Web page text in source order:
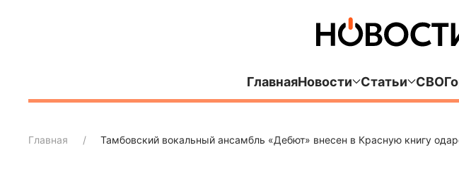
ГлавнаяНовости Статьи СВО
Главная Тамбовский вокальный ансамбль «Дебют» внесен в Красную книгу